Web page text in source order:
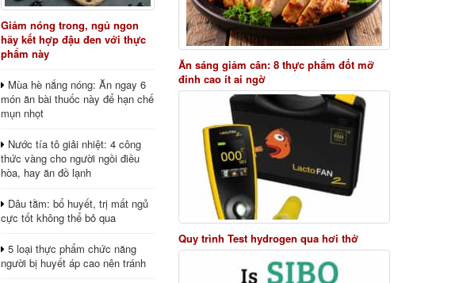
Giảm nóng trong, ngủ ngon
hãy kết hợp đậu đen với thực
phẩm này
Mùa hè nắng nóng: Ăn ngay 6
món ăn bài thuốc này để hạn chế
mụn nhọt
Nước tía tô giải nhiệt: 4 công
thức vàng cho người ngồi điều
hòa, hay ăn đồ lạnh
Dâu tằm: bổ huyết, trị mất ngủ
cực tốt không thể bỏ qua
5 loại thực phẩm chức năng
người bị huyết áp cao nên tránh
Ăn sáng giảm cân: 8 thực phẩm đốt mỡ
đỉnh cao ít ai ngờ
Quy trình Test hydrogen qua hơi thở